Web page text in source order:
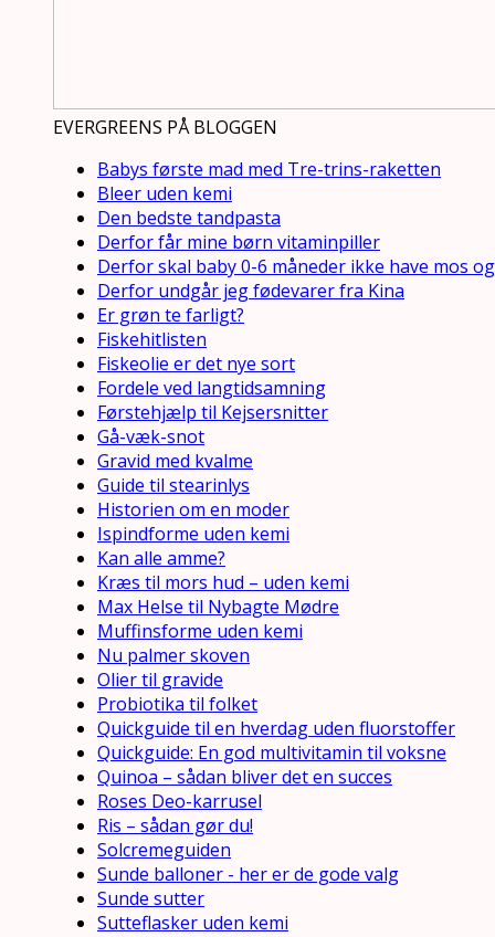
EVERGREENS PÅ BLOGGEN
Babys første mad med Tre-trins-raketten
Bleer uden kemi
Den bedste tandpasta
Derfor får mine børn vitaminpiller
Derfor skal baby 0-6 måneder ikke have mos
Derfor undgår jeg fødevarer fra Kina
Er grøn te farligt?
Fiskehitlisten
Fiskeolie er det nye sort
Fordele ved langtidsamning
Førstehjælp til Kejsersnitter
Gå-væk-snot
Gravid med kvalme
Guide til stearinlys
Historien om en moder
Ispindforme uden kemi
Kan alle amme?
Kræs til mors hud – uden kemi
Max Helse til Nybagte Mødre
Muffinsforme uden kemi
Nu palmer skoven
Olier til gravide
Probiotika til folket
Quickguide til en hverdag uden fluorstoffer
Quickguide: En god multivitamin til voksne
Quinoa – sådan bliver det en succes
Roses Deo-karrusel
Ris – sådan gør du!
Solcremeguiden
Sunde balloner - her er de gode valg
Sunde sutter
Sutteflasker uden kemi